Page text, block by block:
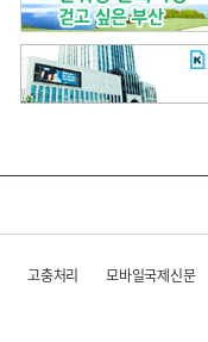
고충처리
모바일국제신문